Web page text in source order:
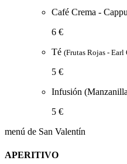
Café Crema -
6 €
Té (Frutas Rojas -
5 €
Infusión
5 €
menú de San Valentín
APERITIVO